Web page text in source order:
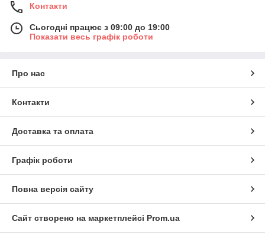
Контакти
Сьогодні працює з 09:00 до 19:00
Показати весь графік роботи
Про нас
Контакти
Доставка та оплата
Графік роботи
Повна версія сайту
Сайт створено на маркетплейсі Prom.ua